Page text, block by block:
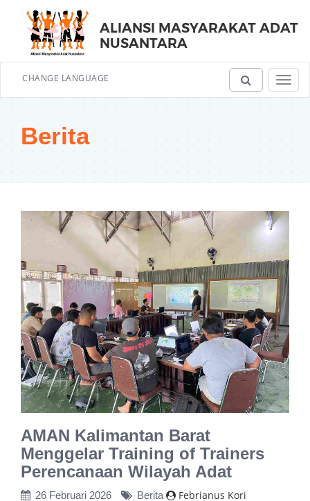
ALIANSI MASYARAKAT ADAT
NUSANTARA
CHANGE LANGUAGE
Berita
AMAN Kalimantan Barat
Menggelar Training of Trainers
Perencanaan Wilayah Adat
26 Februari 2026 Berita Febrianus Kori